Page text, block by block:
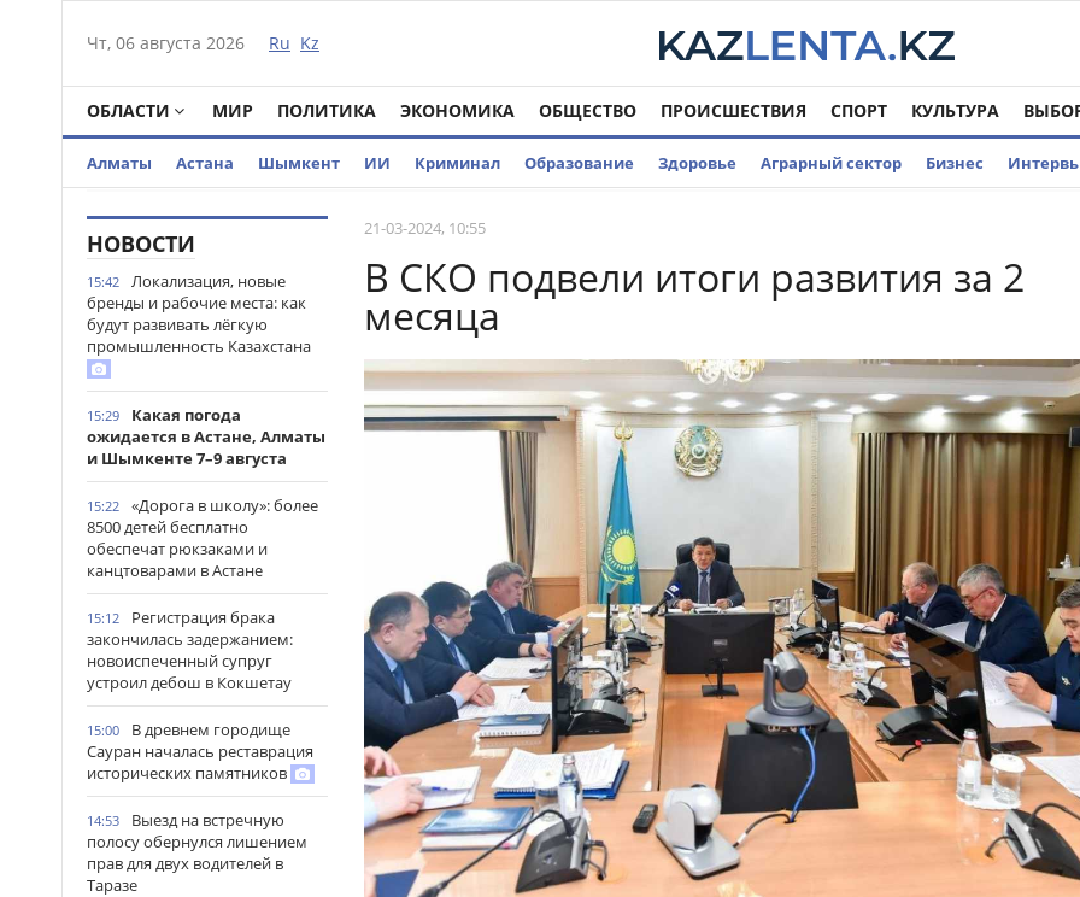
Чт, 06 августа 2026 Ru Kz
ОБЛАСТИ МИР ПОЛИТИКА ЭКОНОМИКА ОБЩЕСТВО ПРОИСШЕСТВИЯ СПОРТ КУЛЬТУРА
Алматы Астана Шымкент ИИ Криминал Образование Здоровье Аграрный сектор Бизнес
НОВОСТИ
15:42
Локализация, новые
бренды и рабочие места: как
будут развивать лёгкую
промышленность Казахстана
15:29
Какая погода
ожидается в Астане, Алматы
и Шымкенте 7–9 августа
15:22
«Дорога в школу»: более
8500 детей бесплатно
обеспечат рюкзаками и
канцтоварами в Астане
15:12
Регистрация брака
закончилась задержанием:
новоиспеченный супруг
устроил дебош в Кокшетау
15:00
В древнем городище
Сауран началась реставрация
исторических памятников
14:53
Выезд на встречную
полосу обернулся лишением
прав для двух водителей в
Таразе
21-03-2024, 10:55
В СКО подвели итоги развития за 2
месяца